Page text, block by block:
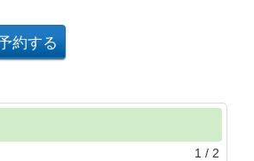
1 / 2